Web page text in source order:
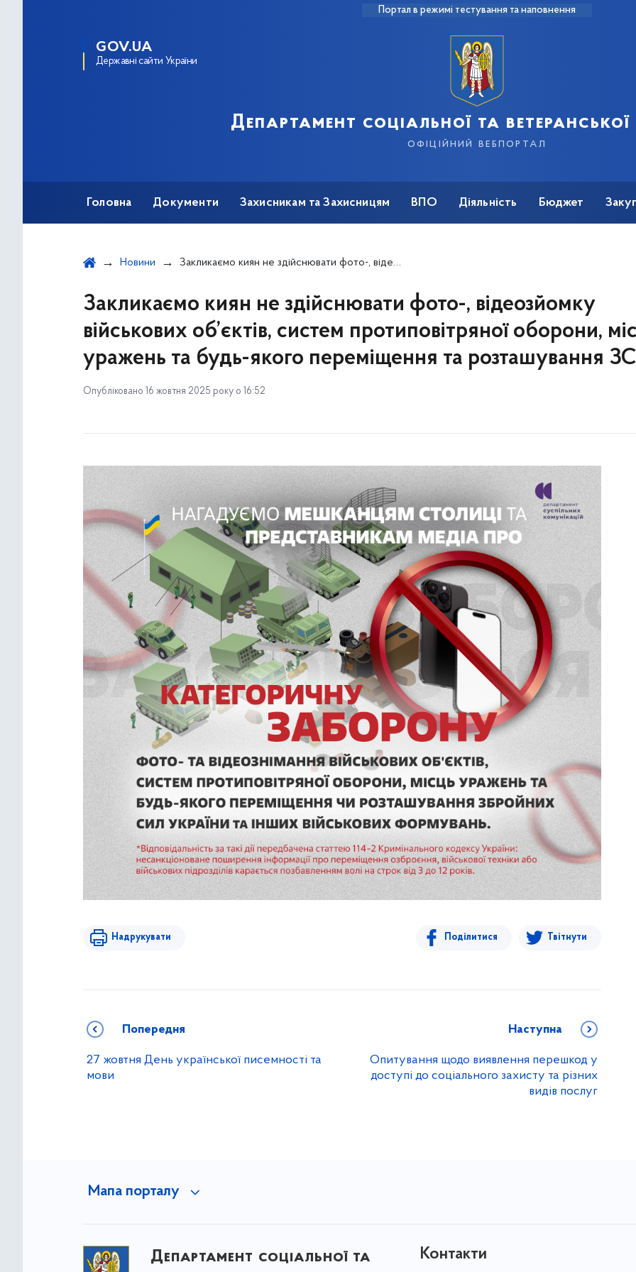
Портал в режимі тестування та наповнення
GOV.UA
Державні сайти України
Департамент соціальної та ветеранської
офіційний вебпортал
Головна Документи Захисникам та Захисницям ВПО Діяльність Бюджет
Новини Закликаємо киян не здійснювати фото-, відеозйомку військових об’єктів, систем протиповітряної оборони, місць уражень та будь-якого переміщення та розташування ЗСУ
Закликаємо киян не здійснювати фото-, відеозйомку
військових об’єктів, систем протиповітряної оборони,
уражень та будь-якого переміщення та розташування
Опубліковано 16 жовтня 2025 року о 16:52
Надрукувати Поділитися Твітнути
Попередня
27 жовтня День української писемності та
мови
Наступна
Опитування щодо виявлення перешкод у
доступі до соціального захисту та різних
видів послуг
Мапа порталу
Департамент соціальної та
Контакти